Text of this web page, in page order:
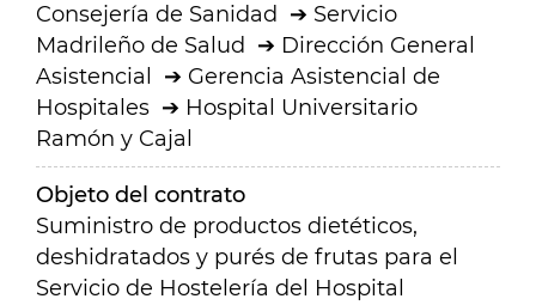
Consejería de Sanidad
Servicio
Madrileño de Salud
Dirección General
Asistencial
Gerencia Asistencial de
Hospitales
Hospital Universitario
Ramón y Cajal
Objeto del contrato
Suministro de productos dietéticos,
deshidratados y purés de frutas para el
Servicio de Hostelería del Hospital